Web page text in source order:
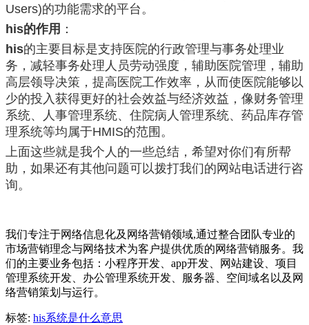
Users)的功能需求的平台。
his的作用 ：
his的主要目标是支持医院的行政管理与事务处理业
务，减轻事务处理人员劳动强度，辅助医院管理，辅助
高层领导决策，提高医院工作效率，从而使医院能够以
少的投入获得更好的社会效益与经济效益，像财务管理
系统、人事管理系统、住院病人管理系统、药品库存管
理系统等均属于HMIS的范围。
上面这些就是我个人的一些总结，希望对你们有所帮
助，如果还有其他问题可以拨打我们的网站电话进行咨
询。
我们专注于网络信息化及网络营销领域,通过整合团队专业的
市场营销理念与网络技术为客户提供优质的网络营销服务。我
们的主要业务包括：小程序开发、app开发、网站建设、项目
管理系统开发、办公管理系统开发、服务器、空间域名以及网
络营销策划与运行。
标签: his系统是什么意思